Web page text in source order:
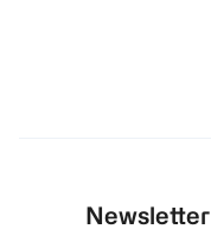
Newsletter